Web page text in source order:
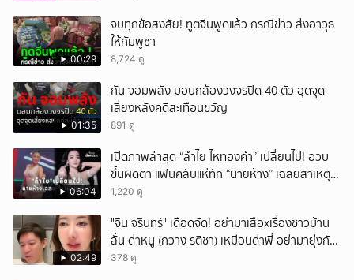
00:29
จบทุกข้อสงสัย! ทูตจีนพูดแล้ว กรณีข่าว ส่งอาวุธ
ให้กัมพูชา
8,724 ดู
01:35
กัน จอมพลัง มอบกล้องวงจรปิด 40 ตัว อุดจุด
เสี่ยงหลังคดีสะเทือนขวัญ
891 ดู
06:04
เปิดภาพล่าสุด “ลำไย ไหทองคำ” เปลี่ยนไป! อวบ
ขึ้นผิดตา แฟนคลับแห่ทัก “นายห้าง” เฉลยสาเหตุ
ชัด!
1,220 ดู
02:49
ั่"จิน จรินทร์" เดือดจัด! อย่ามาเสือxเรื่องชาวบ้าน
ลั่น ด่าหนู (กวาง รติชา) เหมือนด่าพี่ อย่ามายุ่งกับ
คนของผม จบ!!!
378 ดู